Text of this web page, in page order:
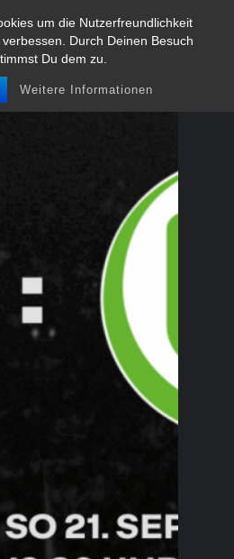
um die Nutzerfreundlichkeit
Durch Deinen Besuch
Du dem zu.
Weitere Informationen
Meschede 1991